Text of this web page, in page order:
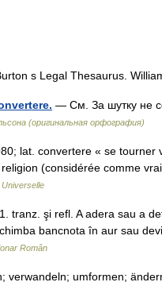
s Legal Thesaurus.
— См. За шутку не
(оригинальная орфография)
lat. convertere « se
(considérée comme
tranz. şi refl. A adera sau a
bancnota în aur sau
Român
umformen;